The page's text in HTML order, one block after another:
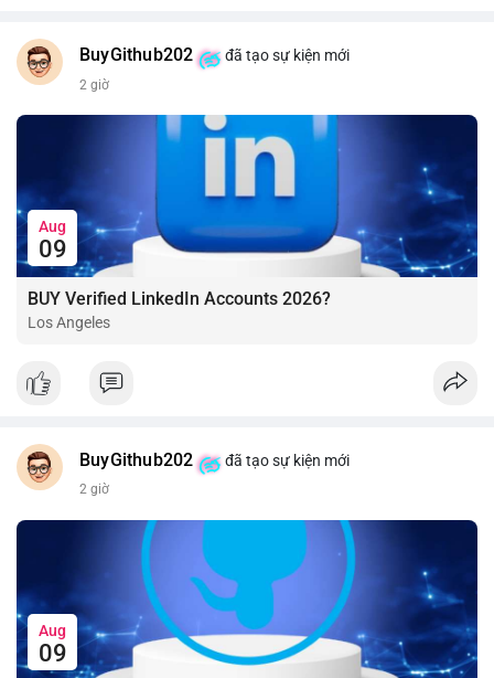
BuyGithub202 đã tạo sự kiện mới
2 giờ
Aug
09
BUY Verified LinkedIn Accounts 2026?
Los Angeles
BuyGithub202 đã tạo sự kiện mới
2 giờ
Aug
09